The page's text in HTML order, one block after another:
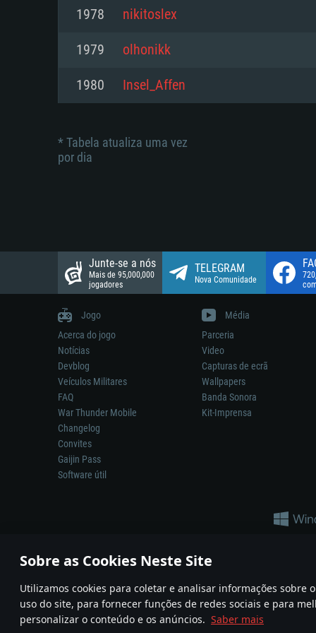
Sobre as Cookies Neste Site
Utilizamos cookies para coletar e analisar informações sobre
uso do site, para fornecer funções de redes sociais e para
personalizar o conteúdo e os anúncios. Saber mais
Disco: 23,1 GB
Network: Internet de banda larga.
Disco: 21,5 GB
Network: Internet de banda larga.
Disco: 21,5 GB
1978 nikitoslex
1979 olhonikk
1980 Insel_Affen
* Tabela atualiza uma vez
por dia
Junte-se a nós
Mais de 95,000,000
jogadores
TELEGRAM
Nova Comunidade
Jogo
Acerca do jogo
Notícias
Devblog
Veículos Militares
FAQ
War Thunder Mobile
Changelog
Convites
Gaijin Pass
Software útil
Média
Parceria
Video
Capturas de ecrã
Wallpapers
Banda Sonora
Kit-Imprensa
A reprodução de qualquer sistema de armas ou veículo neste
© 2011—2026 Gaijin Games Kft. All trademarks, logos and brand
Termos e condições Termos de Serviço